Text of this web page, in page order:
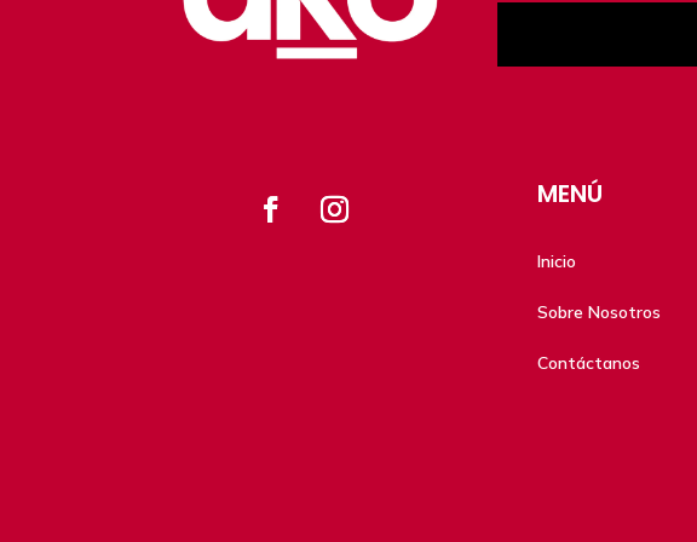
MENÚ
Inicio
Sobre Nosotros
Contáctanos